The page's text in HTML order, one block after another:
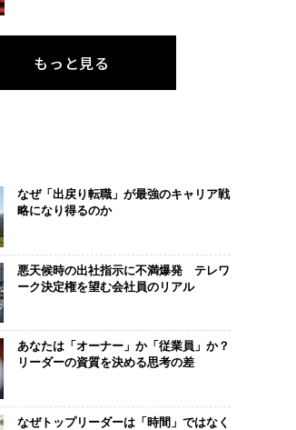
もっと見る
なぜ「出戻り転職」が最強のキャリア戦
略になり得るのか
悪天候時の出社指示に不満爆発 テレワ
ーク決定権を望む会社員のリアル
あなたは「オーナー」か「従業員」か？
リーダーの資質を決める思考の差
なぜトップリーダーは「時間」ではなく